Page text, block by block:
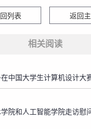
列表 返回
相关阅读
中国大学生计算机设计大
院和人工智能学院走访慰